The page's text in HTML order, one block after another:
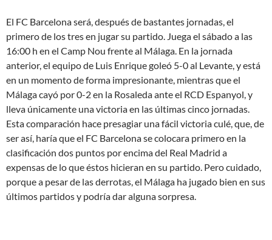
El FC Barcelona será, después de bastantes jornadas, el
primero de los tres en jugar su partido. Juega el sábado a las
16:00 h en el Camp Nou frente al Málaga. En la jornada
anterior, el equipo de Luis Enrique goleó 5-0 al Levante, y está
en un momento de forma impresionante, mientras que el
Málaga cayó por 0-2 en la Rosaleda ante el RCD Espanyol, y
lleva únicamente una victoria en las últimas cinco jornadas.
Esta comparación hace presagiar una fácil victoria culé, que, de
ser así, haría que el FC Barcelona se colocara primero en la
clasificación dos puntos por encima del Real Madrid a
expensas de lo que éstos hicieran en su partido. Pero cuidado,
porque a pesar de las derrotas, el Málaga ha jugado bien en sus
últimos partidos y podría dar alguna sorpresa.